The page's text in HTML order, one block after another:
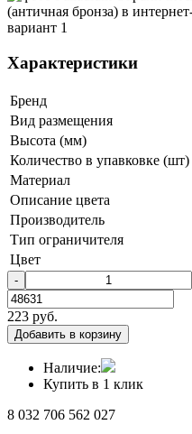
Характеристики
Бренд
Вид размещения
Высота (мм)
Количество в упавковке (шт)
Материал
Описание цвета
Производитель
Тип ограничителя
Цвет
-
223 руб.
Добавить в корзину
Наличие:
Купить в 1 клик
8 032 706 562 027